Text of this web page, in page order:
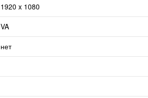
1920 x 1080
VA
нет